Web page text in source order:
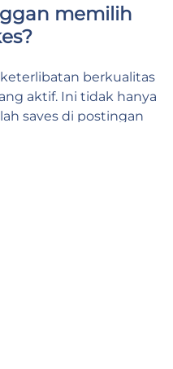
memilih
berkualitas
aktif. Ini tidak hanya
saves di postingan